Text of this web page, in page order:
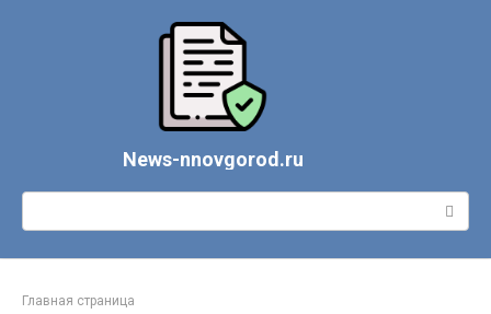
News-nnovgorod.ru
Поиск:
Главная страница